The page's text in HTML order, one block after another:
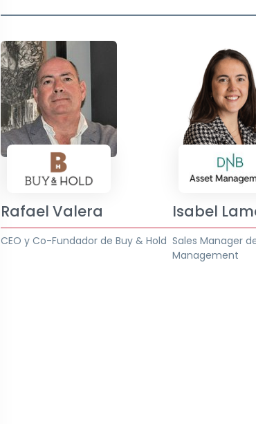
Rafael Valera
CEO y Co-Fundador de Buy & Hold
Isabel
Sales Manager
Management